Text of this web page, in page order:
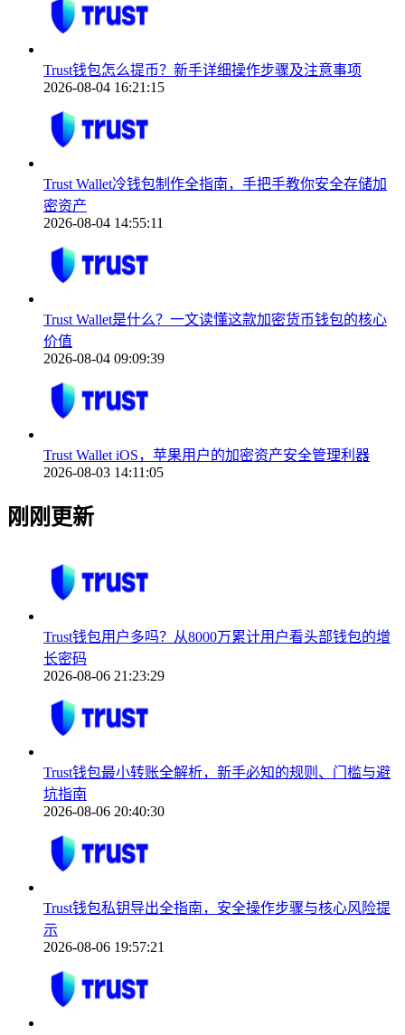
Trust钱包怎么提币？新手详细操作步骤及注意事项
2026-08-04 16:21:15
Trust Wallet冷钱包制作全指南，手把手教你安全存储加
密资产
2026-08-04 14:55:11
Trust Wallet是什么？一文读懂这款加密货币钱包的核心
价值
2026-08-04 09:09:39
Trust Wallet iOS，苹果用户的加密资产安全管理利器
2026-08-03 14:11:05
刚刚更新
Trust钱包用户多吗？从8000万累计用户看头部钱包的增
长密码
2026-08-06 21:23:29
Trust钱包最小转账全解析，新手必知的规则、门槛与避
坑指南
2026-08-06 20:40:30
Trust钱包私钥导出全指南，安全操作步骤与核心风险提
示
2026-08-06 19:57:21